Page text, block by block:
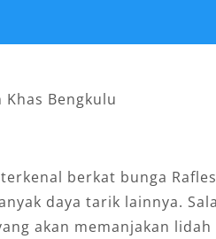
berkat bunga
daya tarik lainnya.
akan memanjakan